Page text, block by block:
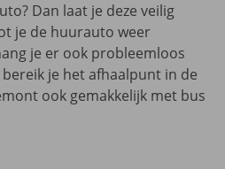
Dan laat je deze veilig
je de huurauto weer
je er ook probleemloos
je het afhaalpunt in de
ook gemakkelijk met bus